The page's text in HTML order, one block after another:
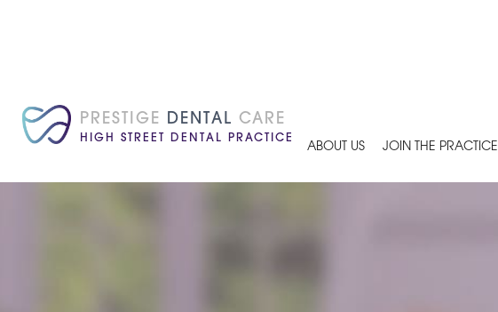
PRESTIGE DENTAL CARE
HIGH STREET DENTAL PRACTICE
ABOUT US JOIN THE PRACTICE